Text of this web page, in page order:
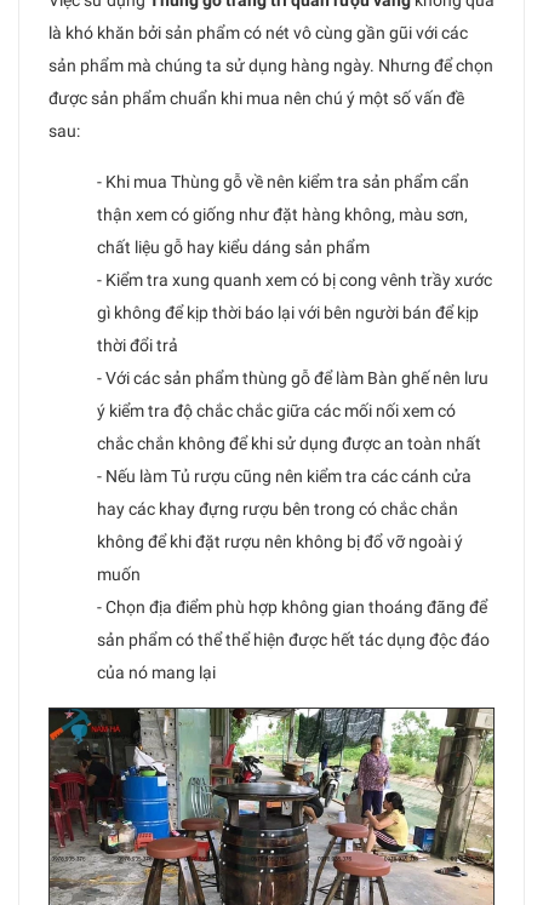
là khó khăn bởi sản phẩm có nét vô cùng gần gũi với các
sản phẩm mà chúng ta sử dụng hàng ngày. Nhưng để chọn
được sản phẩm chuẩn khi mua nên chú ý một số vấn đề
sau:
- Khi mua Thùng gỗ về nên kiểm tra sản phẩm cẩn
thận xem có giống như đặt hàng không, màu sơn,
chất liệu gỗ hay kiểu dáng sản phẩm
- Kiểm tra xung quanh xem có bị cong vênh trầy xước
gì không để kịp thời báo lại với bên người bán để kịp
thời đổi trả
- Với các sản phẩm thùng gỗ để làm Bàn ghế nên lưu
ý kiểm tra độ chắc chắc giữa các mối nối xem có
chắc chắn không để khi sử dụng được an toàn nhất
- Nếu làm Tủ rượu cũng nên kiểm tra các cánh cửa
hay các khay đựng rượu bên trong có chắc chắn
không để khi đặt rượu nên không bị đổ vỡ ngoài ý
muốn
- Chọn địa điểm phù hợp không gian thoáng đãng để
sản phẩm có thể thể hiện được hết tác dụng độc đáo
của nó mang lại